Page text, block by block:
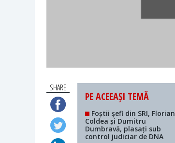
SHARE
PE ACEEAȘI TEMĂ
Foștii șefi din SRI, Florian
Coldea și Dumitru
Dumbravă, plasați sub
control judiciar de DNA